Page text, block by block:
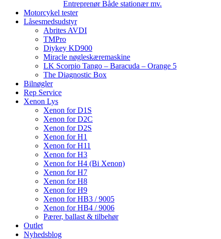
Entreprenør Både stationær mv.
Motorcykel tester
Låsesmedsudstyr
Abrites AVDI
TMPro
Diykey KD900
Miracle nøgleskæremaskine
LK Scorpio Tango – Baracuda – Orange 5
The Diagnostic Box
Bilnøgler
Rep Service
Xenon Lys
Xenon for D1S
Xenon for D2C
Xenon for D2S
Xenon for H1
Xenon for H11
Xenon for H3
Xenon for H4 (Bi Xenon)
Xenon for H7
Xenon for H8
Xenon for H9
Xenon for HB3 / 9005
Xenon for HB4 / 9006
Pærer, ballast & tilbehør
Outlet
Nyhedsblog